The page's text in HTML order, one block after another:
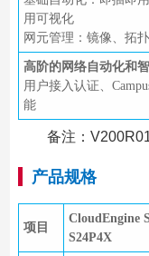
用可视化
网元管理：镜像、拓
高阶的网络自动化和
用户接入认证、
能
备注：
产品规格
项目
CloudEngine
S24P4X